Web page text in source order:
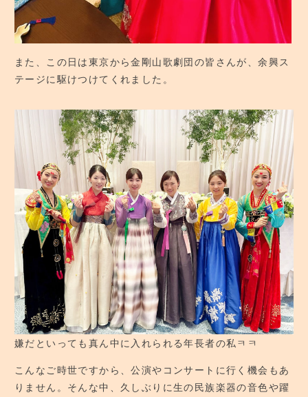
また、この日は東京から金剛山歌劇団の皆さんが、余興ス
テージに駆けつけてくれました。
嫌だといっても真ん中に入れられる年長者の私ㅋㅋ
こんなご時世ですから、公演やコンサートに行く機会もあ
りません。そんな中、久しぶりに生の民族楽器の音色や躍